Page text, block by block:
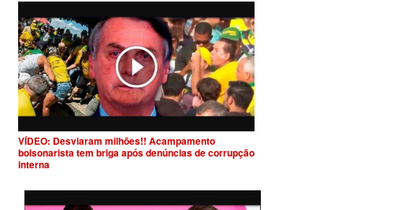
VÍDEO: Desviaram milhões!! Acampamento
bolsonarista tem briga após denúncias de corrupção
interna